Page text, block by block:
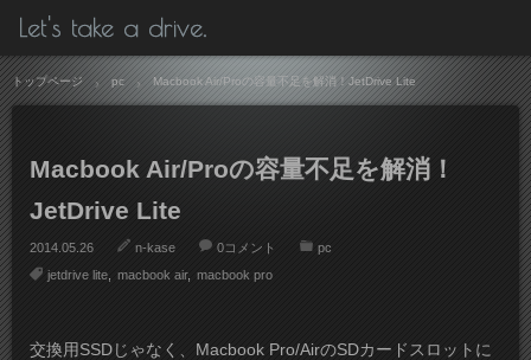
Let's take a drive.
トップページ pc Macbook Air/Proの容量不足を解消！JetDrive Lite
Macbook Air/Proの容量不足を解消！
JetDrive Lite
2014.05.26 n-kase 0コメント
pc
jetdrive lite
macbook air macbook pro
交換用SSDじゃなく、Macbook Pro/AirのSDカードスロットに